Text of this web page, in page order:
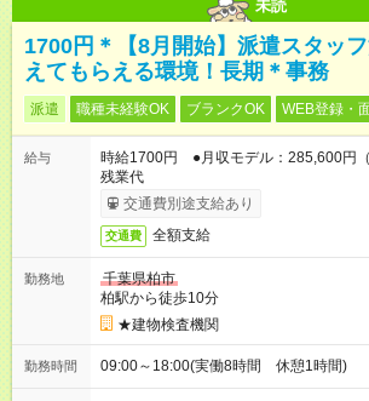
未読
1700円＊【8月開始】派遣スタッ
えてもらえる環境！長期＊事務
派遣 職種未経験OK ブランクOK WEB登録・
給与
時給1700円 ●月収モデル：285,600円
残業代
交通費別途支給あり
交通費 全額支給
勤務地
千葉県柏市
柏駅から徒歩10分
★建物検査機関
勤務時間 09:00～18:00(実働8時間 休憩1時間)